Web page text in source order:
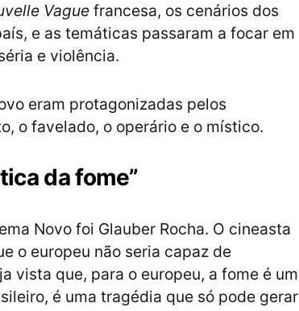
Vague francesa, os cenários dos
e as temáticas passaram a focar em
e violência.
eram protagonizadas pelos
o favelado, o operário e o místico.
da fome”
Novo foi Glauber Rocha. O cineasta
o europeu não seria capaz de
vista que, para o europeu, a fome é um
é uma tragédia que só pode gerar